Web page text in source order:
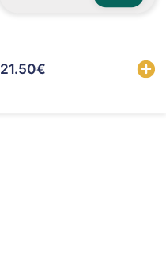
Sélectionner
21.50€